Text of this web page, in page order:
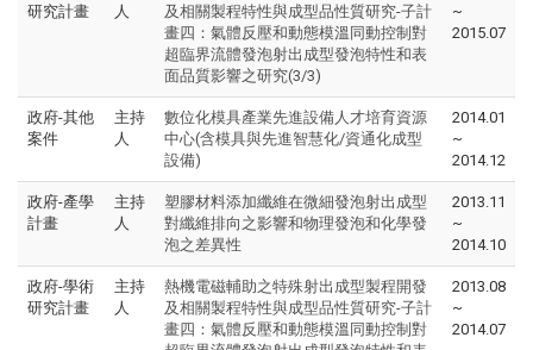
研究計畫
人
及相關製程特性與成型品性質研究-子計
畫四：氣體反壓和動態模溫同動控制對
超臨界流體發泡射出成型發泡特性和表
面品質影響之研究(3/3)
~
2015.07
政府-其他
案件
主持
人
數位化模具產業先進設備人才培育資源
中心(含模具與先進智慧化/資通化成型
設備)
2014.01
~
2014.12
政府-產學
計畫
主持
人
塑膠材料添加纖維在微細發泡射出成型
對纖維排向之影響和物理發泡和化學發
泡之差異性
2013.11
~
2014.10
政府-學術
研究計畫
主持
人
熱機電磁輔助之特殊射出成型製程開發
及相關製程特性與成型品性質研究-子計
畫四：氣體反壓和動態模溫同動控制對
2013.08
~
2014.07